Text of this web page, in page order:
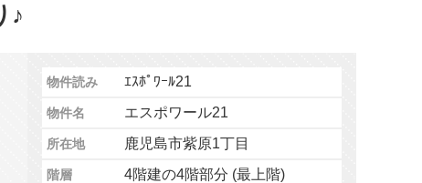
♪
物件読み ｴｽﾎﾟﾜｰﾙ21
物件名 エスポワール21
所在地 鹿児島市紫原1丁目
階層 4階建の4階部分 (最上階)